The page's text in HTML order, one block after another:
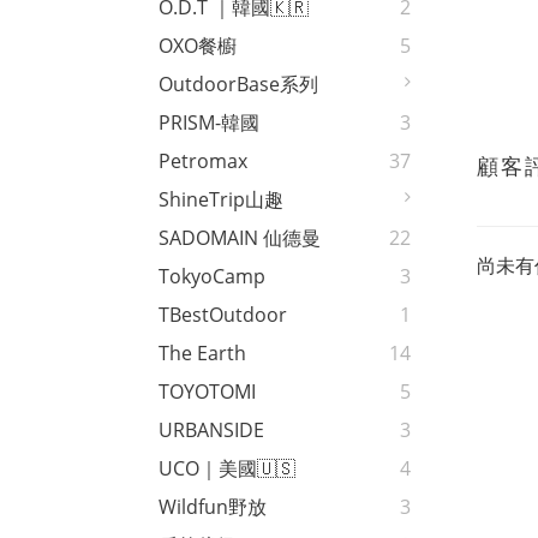
O.D.T ｜韓國🇰🇷
2
OXO餐櫥
5
OutdoorBase系列
PRISM-韓國
3
Petromax
37
ShineTrip山趣
SADOMAIN 仙德曼
22
TokyoCamp
3
TBestOutdoor
1
The Earth
14
TOYOTOMI
5
URBANSIDE
3
UCO｜美國🇺🇸
4
Wildfun野放
3
顧客
尚未